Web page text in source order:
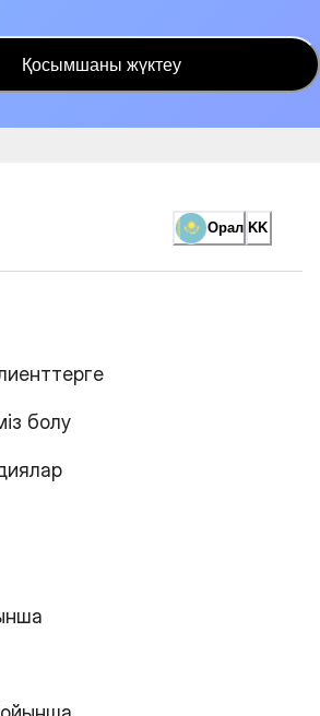
Қосымшаны жүктеу
Орал KK
болу